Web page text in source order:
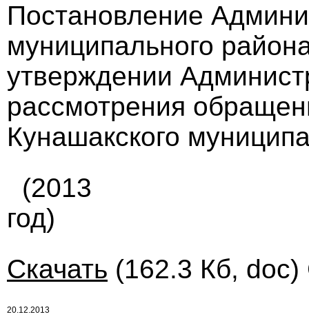
Постановление
муниципального
утверждении
рассмотрения
Кунашакского
(2013
год)
Скачать (162.3 Кб, doc)
20.12.2013